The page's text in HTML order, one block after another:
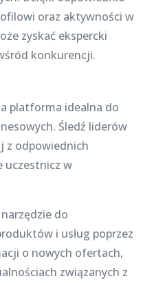
oraz aktywności w
zyskać ekspercki
konkurencji.
platforma idealna do
Śledź liderów
z odpowiednich
uczestnicz w
do
i usług poprzez
o nowych ofertach,
związanych z